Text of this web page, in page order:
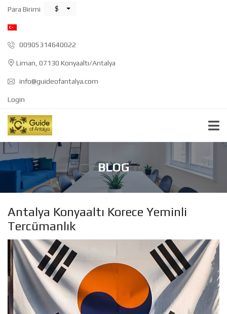
Para Birimi $
00905314640022
Liman, 07130 Konyaaltı/Antalya
info@guideofantalya.com
Login
BLOG
Antalya Konyaaltı Korece Yeminli
Tercümanlık